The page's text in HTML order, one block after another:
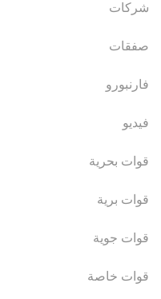
شركات
صفقات
فارنبورو
فيديو
قوات بحرية
قوات برية
قوات جوية
قوات خاصة